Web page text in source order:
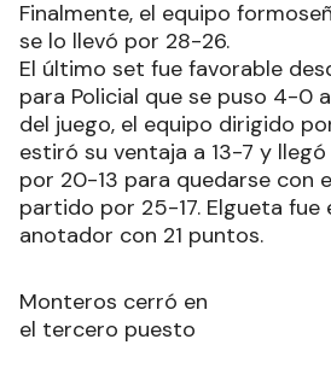
Finalmente, el equipo
se lo llevó por 28-26.
El último set fue favorable
para Policial que se puso 4-0
del juego, el equipo dirigido
estiró su ventaja a 13-7 y
por 20-13 para quedarse con
partido por 25-17. Elgueta fue
anotador con 21 puntos.
Monteros cerró en
el tercero puesto